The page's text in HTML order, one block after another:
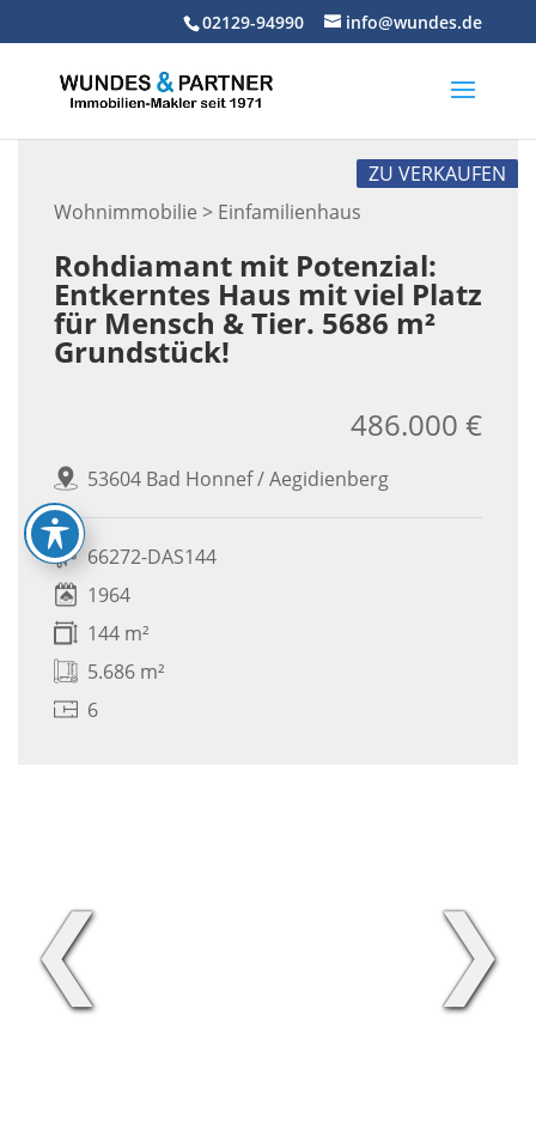
02129-94990 info@wundes.de
Wohnimmobilie > Einfamilienhaus
ZU VERKAUFEN
Rohdiamant mit Potenzial:
Entkerntes Haus mit viel Platz
für Mensch & Tier. 5686 m²
Grundstück!
53604 Bad Honnef / Aegidienberg
486.000 €
66272-DAS144
1964
144 m²
5.686 m²
6
❮ ❯